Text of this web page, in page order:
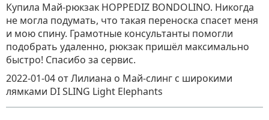
Купила Май-рюкзак HOPPEDIZ BONDOLINO. Никогда
не могла подумать, что такая переноска спасет меня
и мою спину. Грамотные консультанты помогли
подобрать удаленно, рюкзак пришёл максимально
быстро! Спасибо за сервис.
2022-01-04 от Лилиана о Май-слинг с широкими
лямками DI SLING Light Elephants